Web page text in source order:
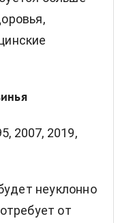
2007, 2019,
неуклонно
от